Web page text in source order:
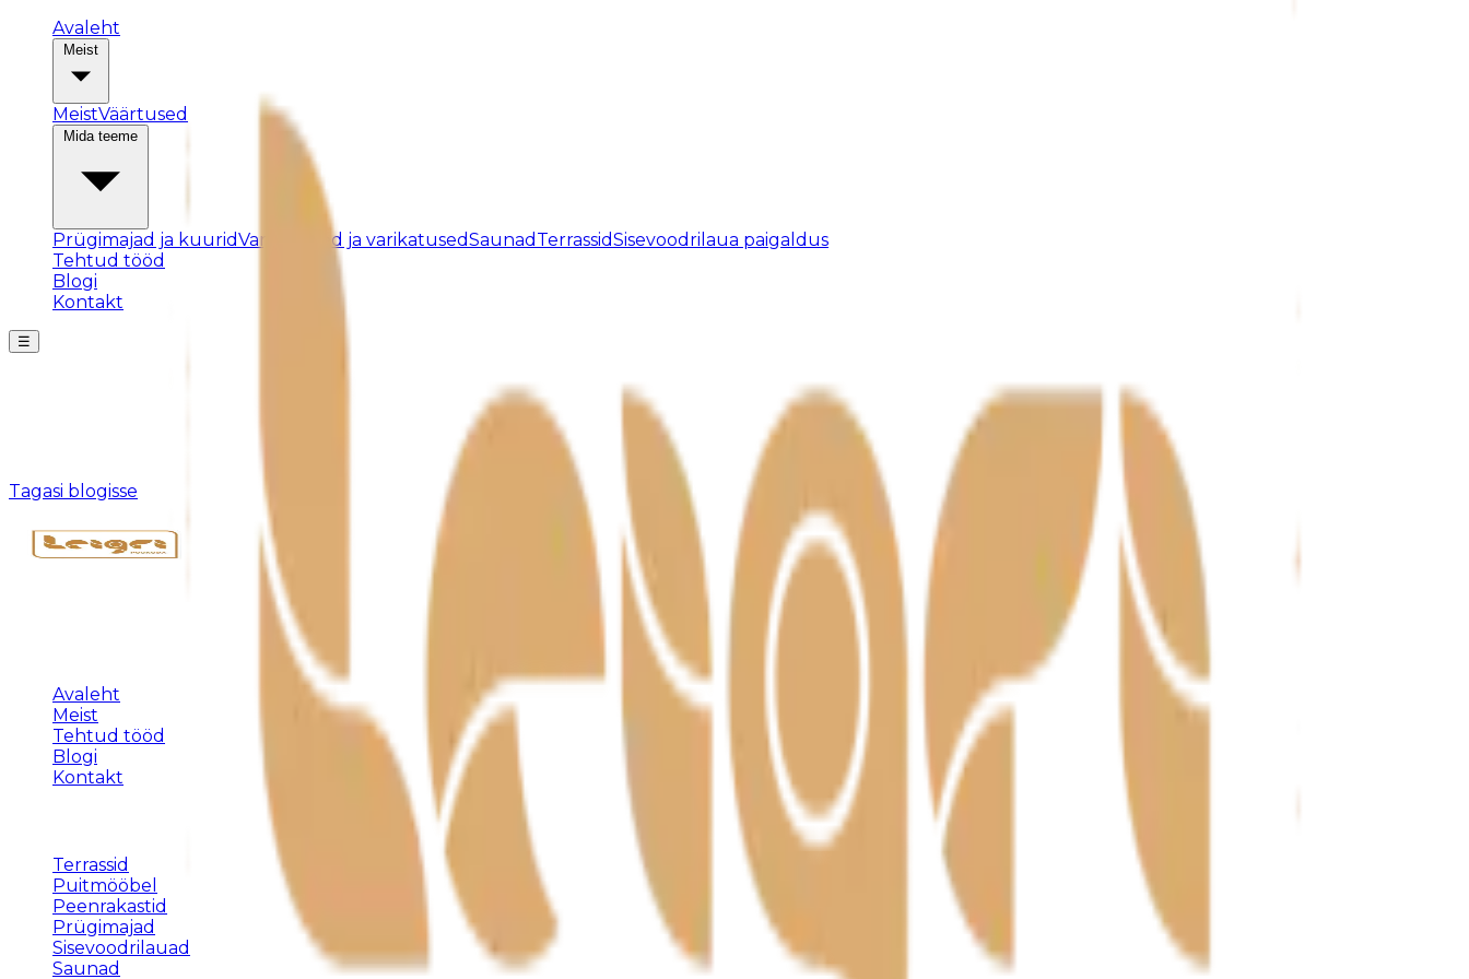
Avaleht
MeistVäärtused
Prügimajad ja kuuridVarjualused ja varikatusedSaunad TerrassidSisevoodrilaua paigaldus
Tehtud tööd
Blogi
Kontakt
☰
Kahjuks pole sellist postitust olemas või see on eemaldatud.
Tagasi blogisse
Täispuidust eritellimusmööbel, terrassid ja varjualused – meistritöö Harjumaal alates 1992.
Avaleht
Meist
Tehtud tööd
Blogi
Kontakt
Terrassid
Puitmööbel
Peenrakastid
Prügimajad
Sisevoodrilauad
Saunad